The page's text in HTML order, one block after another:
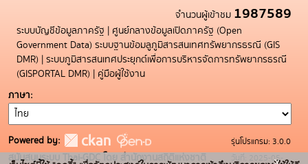
จำนวนผู้เข้าชม 1987589
ระบบบัญชีข้อมูลภาครัฐ | ศูนย์กลางข้อมูลเปิดภาครัฐ (Open
Government Data) ระบบฐานข้อมลูภูมิสารสนเทศทรัพยากรธรณี (GIS
DMR) | ระบบภูมิสารสนเทศประยุกต์เพื่อการบริหารจัดการทรัพยากรธรณี
(GISPORTAL DMR) | คู่มือผู้ใช้งาน
ภาษา
Powered by:
สนับสนุนระบบ Thai-GDC โดย สำนักงานสถิติแห่งชาติ
รุ่นโปรแกรม: 3.0.0
วันที่: 2025-05-